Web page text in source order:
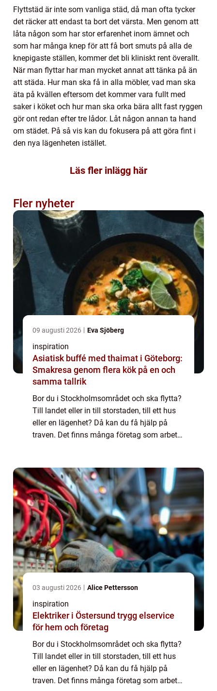
Flyttstäd är inte som vanliga städ, då man ofta tycker
det räcker att endast ta bort det värsta. Men genom att
låta någon som har stor erfarenhet inom ämnet och
som har många knep för att få bort smuts på alla de
knepigaste ställen, kommer det bli kliniskt rent överallt.
När man flyttar har man mycket annat att tänka på än
att städa. Hur man ska få in alla möbler, vad man ska
äta på kvällen eftersom det kommer vara fullt med
saker i köket och hur man ska orka bära allt fast ryggen
gör ont redan efter tre lådor. Låt någon annan ta hand
om städet. På så vis kan du fokusera på att göra fint i
den nya lägenheten istället.
Läs fler inlägg här
Fler nyheter
09 augusti 2026 Eva Sjöberg
inspiration
Asiatisk buffé med thaimat i Göteborg:
Smakresa genom flera kök på en och
samma tallrik
Bor du i Stockholmsområdet och ska flytta?
Till landet eller in till storstaden, till ett hus
eller en lägenhet? Då kan du få hjälp på
traven. Det finns många företag som arbetar
03 augusti 2026 Alice Pettersson
inspiration
Elektriker i Östersund trygg elservice
för hem och företag
Bor du i Stockholmsområdet och ska flytta?
Till landet eller in till storstaden, till ett hus
eller en lägenhet? Då kan du få hjälp på
traven. Det finns många företag som arbetar